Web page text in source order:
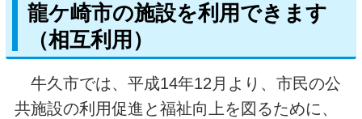
龍ケ崎市の施設を利用できます
（相互利用）
牛久市では、平成14年12月より、市民の公
共施設の利用促進と福祉向上を図るために、